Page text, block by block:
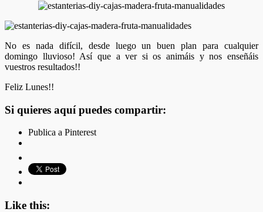
No es nada difícil, desde luego un buen plan para cualquier
domingo lluvioso! Así que a ver si os animáis y nos enseñáis
vuestros resultados!!
Feliz Lunes!!
Si quieres aquí puedes compartir:
Publica a Pinterest
Like this: